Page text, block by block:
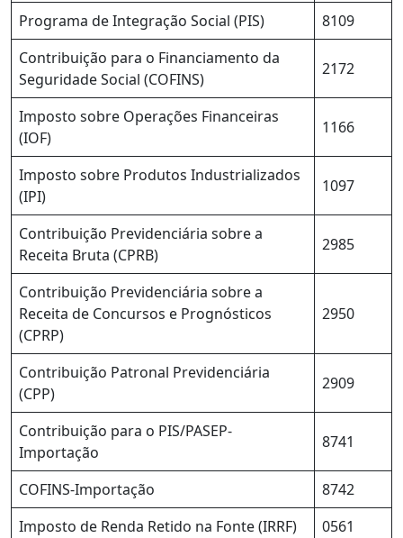
Programa de Integração Social (PIS)
8109
Contribuição para o Financiamento da
Seguridade Social (COFINS)
2172
Imposto sobre Operações Financeiras
(IOF)
1166
Imposto sobre Produtos Industrializados
(IPI)
1097
Contribuição Previdenciária sobre a
Receita Bruta (CPRB)
2985
Contribuição Previdenciária sobre a
Receita de Concursos e Prognósticos
(CPRP)
2950
Contribuição Patronal Previdenciária
(CPP)
2909
Contribuição para o PIS/PASEP-
Importação
8741
COFINS-Importação
8742
Imposto de Renda Retido na Fonte (IRRF)
0561